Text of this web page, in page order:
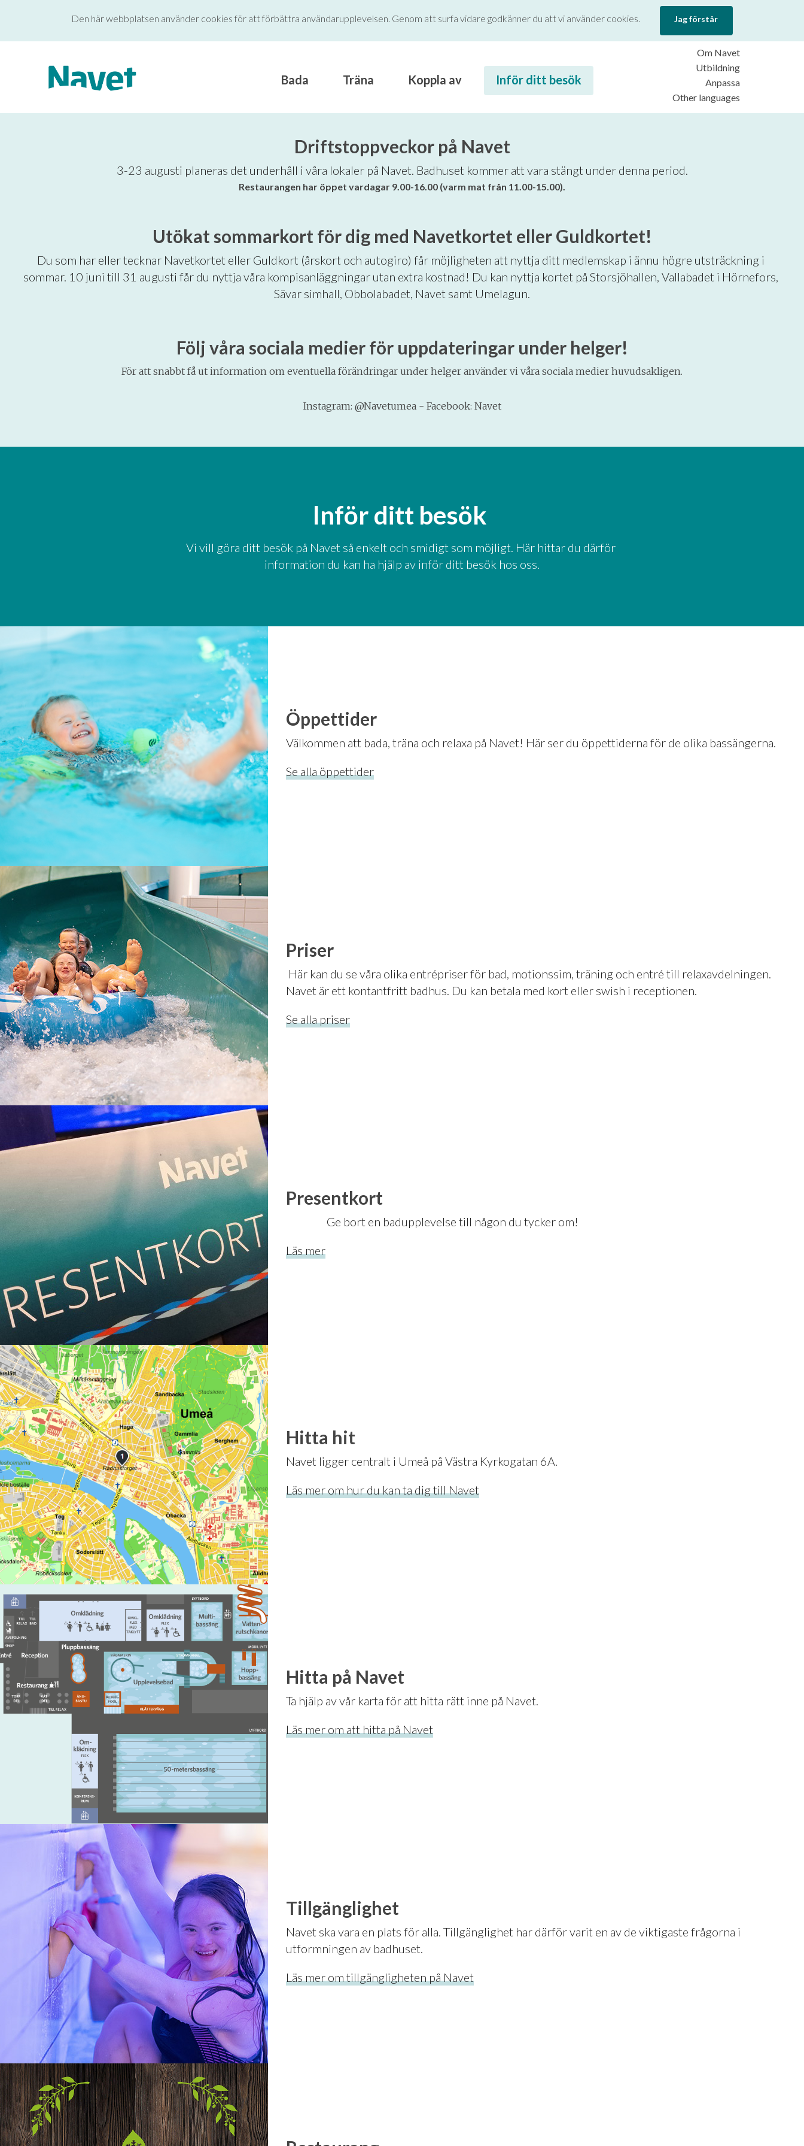
Den här webbplatsen använder cookies för att förbättra användarupplevelsen. Genom att surfa vidare godkänner du att vi använder cookies. Jag förstår
Bada Träna Koppla av Inför ditt besök
Om Navet
Utbildning
Anpassa
Other languages
Driftstoppveckor på Navet
3-23 augusti planeras det underhåll i våra lokaler på Navet. Badhuset kommer att vara stängt under denna period.
Restaurangen har öppet vardagar 9.00-16.00 (varm mat från 11.00-15.00).
Utökat sommarkort för dig med Navetkortet eller Guldkortet!
Du som har eller tecknar Navetkortet eller Guldkort (årskort och autogiro) får möjligheten att nyttja ditt medlemskap i ännu högre utsträckning i
sommar. 10 juni till 31 augusti får du nyttja våra kompisanläggningar utan extra kostnad! Du kan nyttja kortet på Storsjöhallen, Vallabadet i Hörnefors,
Sävar simhall, Obbolabadet, Navet samt Umelagun.
Följ våra sociala medier för uppdateringar under helger!
För att snabbt få ut information om eventuella förändringar under helger använder vi våra sociala medier huvudsakligen.
Instagram: @Navetumea - Facebook: Navet
Inför ditt besök
Vi vill göra ditt besök på Navet så enkelt och smidigt som möjligt. Här hittar du därför
information du kan ha hjälp av inför ditt besök hos oss.
Öppettider
Välkommen att bada, träna och relaxa på Navet! Här ser du öppettiderna för de olika bassängerna.
Se alla öppettider
Priser
Här kan du se våra olika entrépriser för bad, motionssim, träning och entré till relaxavdelningen.
Navet är ett kontantfritt badhus. Du kan betala med kort eller swish i receptionen.
Se alla priser
Presentkort
Ge bort en badupplevelse till någon du tycker om!
Läs mer
Hitta hit
Navet ligger centralt i Umeå på Västra Kyrkogatan 6A.
Läs mer om hur du kan ta dig till Navet
Hitta på Navet
Ta hjälp av vår karta för att hitta rätt inne på Navet.
Läs mer om att hitta på Navet
Tillgänglighet
Navet ska vara en plats för alla. Tillgänglighet har därför varit en av de viktigaste frågorna i
utformningen av badhuset.
Läs mer om tillgängligheten på Navet